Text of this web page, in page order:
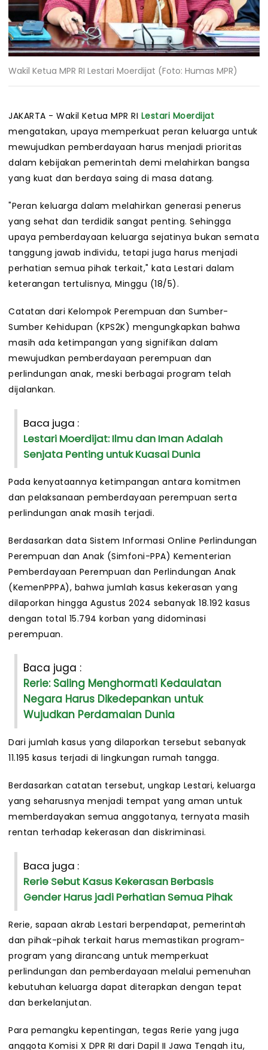
Wakil Ketua MPR RI Lestari Moerdijat (Foto: Humas MPR)
JAKARTA - Wakil Ketua MPR RI Lestari Moerdijat
mengatakan, upaya memperkuat peran keluarga untuk
mewujudkan pemberdayaan harus menjadi prioritas
dalam kebijakan pemerintah demi melahirkan bangsa
yang kuat dan berdaya saing di masa datang.
"Peran keluarga dalam melahirkan generasi penerus
yang sehat dan terdidik sangat penting. Sehingga
upaya pemberdayaan keluarga sejatinya bukan semata
tanggung jawab individu, tetapi juga harus menjadi
perhatian semua pihak terkait," kata Lestari dalam
keterangan tertulisnya, Minggu (18/5).
Catatan dari Kelompok Perempuan dan Sumber-
Sumber Kehidupan (KPS2K) mengungkapkan bahwa
masih ada ketimpangan yang signifikan dalam
mewujudkan pemberdayaan perempuan dan
perlindungan anak, meski berbagai program telah
dijalankan.
Baca juga :
Lestari Moerdijat: Ilmu dan Iman Adalah
Senjata Penting untuk Kuasai Dunia
Pada kenyataannya ketimpangan antara komitmen
dan pelaksanaan pemberdayaan perempuan serta
perlindungan anak masih terjadi.
Berdasarkan data Sistem Informasi Online Perlindungan
Perempuan dan Anak (Simfoni-PPA) Kementerian
Pemberdayaan Perempuan dan Perlindungan Anak
(KemenPPPA), bahwa jumlah kasus kekerasan yang
dilaporkan hingga Agustus 2024 sebanyak 18.192 kasus
dengan total 15.794 korban yang didominasi
perempuan.
Baca juga :
Rerie: Saling Menghormati Kedaulatan
Negara Harus Dikedepankan untuk
Wujudkan Perdamaian Dunia
Dari jumlah kasus yang dilaporkan tersebut sebanyak
11.195 kasus terjadi di lingkungan rumah tangga.
Berdasarkan catatan tersebut, ungkap Lestari, keluarga
yang seharusnya menjadi tempat yang aman untuk
memberdayakan semua anggotanya, ternyata masih
rentan terhadap kekerasan dan diskriminasi.
Baca juga :
Rerie Sebut Kasus Kekerasan Berbasis
Gender Harus jadi Perhatian Semua Pihak
Rerie, sapaan akrab Lestari berpendapat, pemerintah
dan pihak-pihak terkait harus memastikan program-
program yang dirancang untuk memperkuat
perlindungan dan pemberdayaan melalui pemenuhan
kebutuhan keluarga dapat diterapkan dengan tepat
dan berkelanjutan.
Para pemangku kepentingan, tegas Rerie yang juga
anggota Komisi X DPR RI dari Dapil II Jawa Tengah itu,